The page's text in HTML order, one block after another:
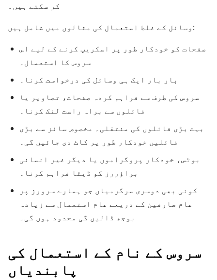
کر سکتے ہیں۔
وسائل کے غلط استعمال کی مثالوں میں شامل ہیں:
صفحات کو خودکار طور پر اسکریپ کرنے کے لیے اس
سروس کا استعمال۔
بار بار ایک ہی وسائل کی درخواست کرنا۔
سروس کی طرف سے فراہم کردہ صفحات، تصاویر یا
فائلوں سے براہ راست لنک کرنا۔
بہت بڑی فائلوں کی منتقلی۔ مخصوص سائز سے بڑی
فائلیں خودکار طور پر کاٹ دی جائیں گی۔
بوٹس، خودکار پروگراموں یا دیگر غیر انسانی
براؤزرز کو ڈیٹا فراہم کرنا۔
کوئی بھی دوسری سرگرمیاں جو ہمارے سرورز پر
عام صارفین کے ذریعے عام استعمال سے زیادہ
بوجھ ڈالیں گی محدود ہوں گی۔
سروس کے نام کے استعمال کی
پابندیاں